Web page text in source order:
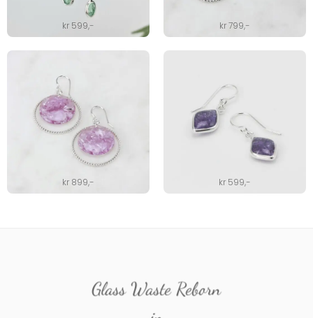
kr 599,- kr799,-
kr 899,- kr 599,-
Glass Waste Reborn